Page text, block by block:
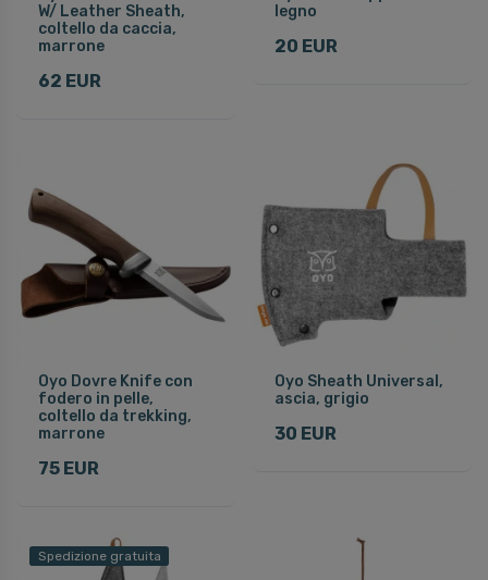
W/ Leather Sheath,
coltello da caccia,
marrone
62 EUR
legno
20 EUR
Oyo Dovre Knife con
fodero in pelle,
coltello da trekking,
marrone
75 EUR
Oyo Sheath Universal,
ascia, grigio
30 EUR
Spedizione gratuita